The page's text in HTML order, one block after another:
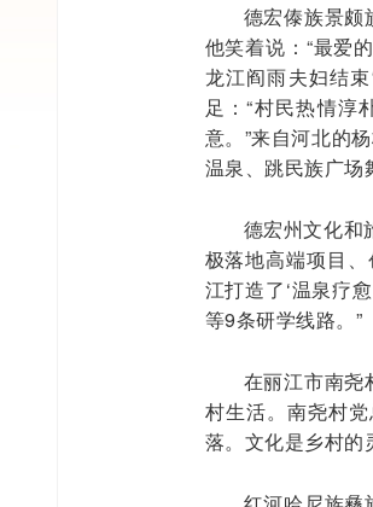
德宏傣族景颇
他笑着说：“最爱
龙江阎雨夫妇结
足：“村民热情淳
意。”来自河北的
温泉、跳民族广场
德宏州文化和
极落地高端项目
江打造了‘温泉疗
等9条研学线路。”
在丽江市南尧
村生活。南尧村
落。文化是乡村的